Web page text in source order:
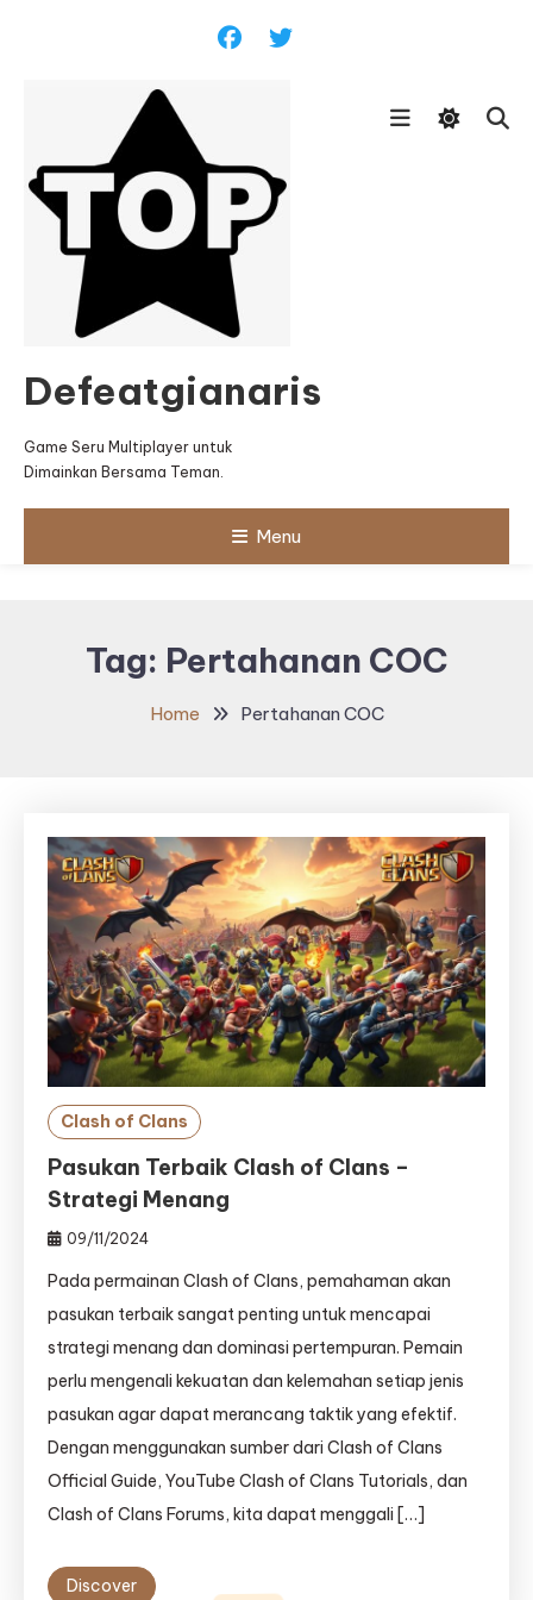
Defeatgianaris
Game Seru Multiplayer untuk
Dimainkan Bersama Teman.
Menu
Tag: Pertahanan COC
Home Pertahanan COC
Clash of Clans
Pasukan Terbaik Clash of Clans –
Strategi Menang
09/11/2024
Pada permainan Clash of Clans, pemahaman akan
pasukan terbaik sangat penting untuk mencapai
strategi menang dan dominasi pertempuran. Pemain
perlu mengenali kekuatan dan kelemahan setiap jenis
pasukan agar dapat merancang taktik yang efektif.
Dengan menggunakan sumber dari Clash of Clans
Official Guide, YouTube Clash of Clans Tutorials, dan
Clash of Clans Forums, kita dapat menggali […]
Discover